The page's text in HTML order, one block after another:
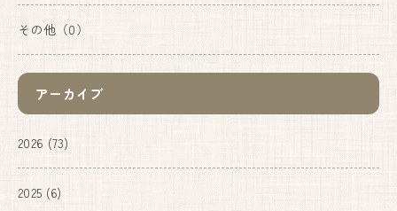
その他（0）
アーカイブ
2026 (73)
2025 (6)
しまざき助産院
代表. 072-741-9625
予約. 090-6669-7779